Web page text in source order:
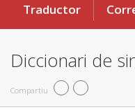
Traductor
Diccionari de
Compartiu